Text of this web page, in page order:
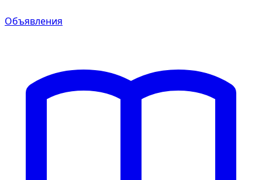
Объявления